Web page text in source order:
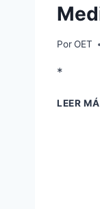
PorOET
*
LEER